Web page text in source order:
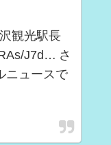
観光駅長
J7d… さ
ニュースで